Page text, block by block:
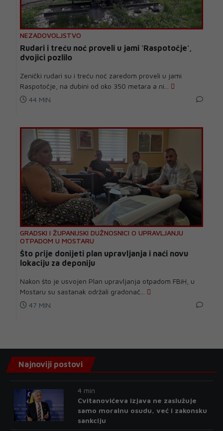
NEZADOVOLJSTVO
Rudari i treću noć proveli u jami 'Raspotočje',
dvojici pozlilo
Zenički rudari su i treću noć zaredom proveli u jami
Raspotočje, na dubini od oko 350 metara a ni...
44 MIN
GRADSKI I ŽUPANIJSKI DUŽNOSNICI O UPRAVLJANJU
OTPADOM U MOSTARU
Što prije donijeti plan upravljanja i naći novu
lokaciju za deponiju
Nakon što je usvojen Plan upravljanja otpadom FBiH, u
Mostaru su sastanak održali gradonač...
47 MIN
Najnoviji postovi
4 min
Cvitanovićeva izjava ne zaslužuje
samo moralnu osudu, već i zakonsku
sankciju